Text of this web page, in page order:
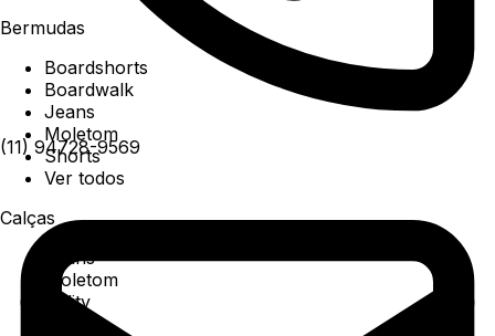
(11) 94728-9569
Bermudas
Boardshorts
Boardwalk
Jeans
Moletom
Shorts
Ver todos
Calças
Jeans
Moletom
Utility